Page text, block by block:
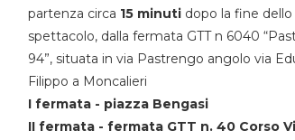
partenza circa 15 minuti dopo la fine dello
spettacolo, dalla fermata GTT n 6040
94”, situata in via Pastrengo angolo via
Filippo a Moncalieri
I fermata - piazza Bengasi
II fermata - fermata GTT n. 40 Corso